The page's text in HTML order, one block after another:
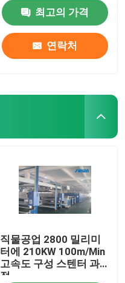
최고의 가격
연락처
직물공업 2800 밀리미
터에 210KW 100m/Min
고속도 구성 스텐터 과
정